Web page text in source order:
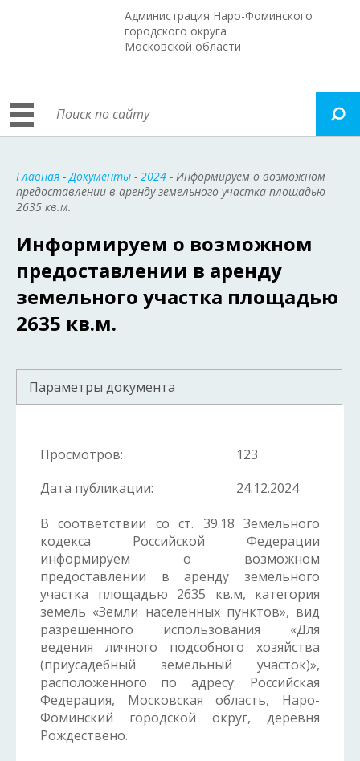
Администрация Наро-Фоминского
городского округа
Московской области
Главная -Документы - 2024 - Информируем о возможном
предоставлении в аренду земельного участка площадью
2635 кв.м.
Информируем о возможном
предоставлении в аренду
земельного участка площадью
2635 кв.м.
Параметры документа
Просмотров:
123
Дата публикации:
24.12.2024
В соответствии со ст. 39.18 Земельного
кодекса Российской Федерации
информируем о возможном
предоставлении в аренду земельного
участка площадью 2635 кв.м, категория
земель «Земли населенных пунктов», вид
разрешенного использования «Для
ведения личного подсобного хозяйства
(приусадебный земельный участок)»,
расположенного по адресу: Российская
Федерация, Московская область, Наро-
Фоминский городской округ, деревня
Рождествено.